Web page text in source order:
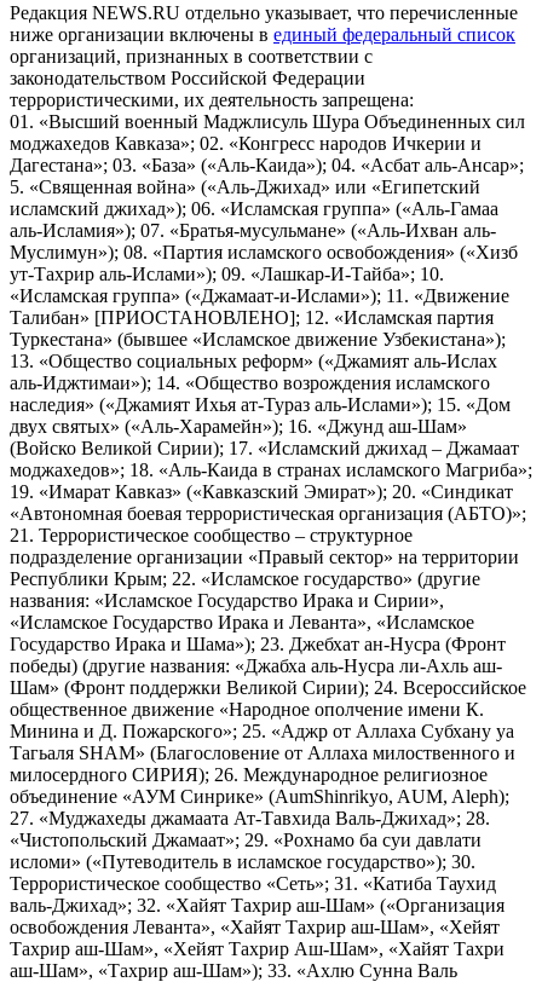
Редакция NEWS.RU отдельно указывает, что перечисленные
ниже организации включены в единый федеральный список
организаций, признанных в соответствии с
законодательством Российской Федерации
террористическими, их деятельность запрещена:
01. «Высший военный Маджлисуль Шура Объединенных сил
моджахедов Кавказа»; 02. «Конгресс народов Ичкерии и
Дагестана»; 03. «База» («Аль-Каида»); 04. «Асбат аль-Ансар»;
5. «Священная война» («Аль-Джихад» или «Египетский
исламский джихад»); 06. «Исламская группа» («Аль-Гамаа
аль-Исламия»); 07. «Братья-мусульмане» («Аль-Ихван аль-
Муслимун»); 08. «Партия исламского освобождения» («Хизб
ут-Тахрир аль-Ислами»); 09. «Лашкар-И-Тайба»; 10.
«Исламская группа» («Джамаат-и-Ислами»); 11. «Движение
Талибан» [ПРИОСТАНОВЛЕНО]; 12. «Исламская партия
Туркестана» (бывшее «Исламское движение Узбекистана»);
13. «Общество социальных реформ» («Джамият аль-Ислах
аль-Иджтимаи»); 14. «Общество возрождения исламского
наследия» («Джамият Ихья ат-Тураз аль-Ислами»); 15. «Дом
двух святых» («Аль-Харамейн»); 16. «Джунд аш-Шам»
(Войско Великой Сирии); 17. «Исламский джихад – Джамаат
моджахедов»; 18. «Аль-Каида в странах исламского Магриба»;
19. «Имарат Кавказ» («Кавказский Эмират»); 20. «Синдикат
«Автономная боевая террористическая организация (АБТО)»;
21. Террористическое сообщество – структурное
подразделение организации «Правый сектор» на территории
Республики Крым; 22. «Исламское государство» (другие
названия: «Исламское Государство Ирака и Сирии»,
«Исламское Государство Ирака и Леванта», «Исламское
Государство Ирака и Шама»); 23. Джебхат ан-Нусра (Фронт
победы) (другие названия: «Джабха аль-Нусра ли-Ахль аш-
Шам» (Фронт поддержки Великой Сирии); 24. Всероссийское
общественное движение «Народное ополчение имени К.
Минина и Д. Пожарского»; 25. «Аджр от Аллаха Субхану уа
Тагьаля SHAM» (Благословение от Аллаха милоственного и
милосердного СИРИЯ); 26. Международное религиозное
объединение «АУМ Синрике» (AumShinrikyo, AUM, Aleph);
27. «Муджахеды джамаата Ат-Тавхида Валь-Джихад»; 28.
«Чистопольский Джамаат»; 29. «Рохнамо ба суи давлати
исломи» («Путеводитель в исламское государство»); 30.
Террористическое сообщество «Сеть»; 31. «Катиба Таухид
валь-Джихад»; 32. «Хайят Тахрир аш-Шам» («Организация
освобождения Леванта», «Хайят Тахрир аш-Шам», «Хейят
Тахрир аш-Шам», «Хейят Тахрир Аш-Шам», «Хайят Тахри
аш-Шам», «Тахрир аш-Шам»); 33. «Ахлю Сунна Валь